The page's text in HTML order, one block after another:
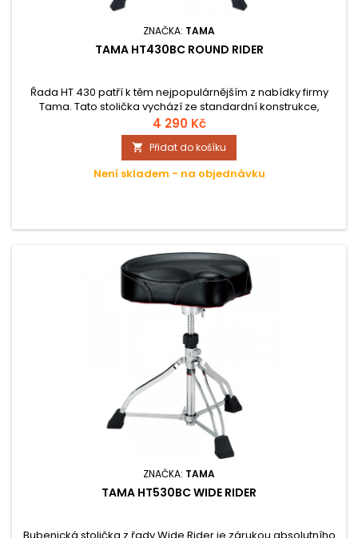
ZNAČKA: TAMA
TAMA HT430BC ROUND RIDER
Řada HT 430 patří k těm nejpopulárnějším z nabídky firmy
Tama. Tato stolička vychází ze standardní konstrukce,
nicméně prošla i několika vylepšeními. Kulaté, silně
polstrované, sedátko je potažené vrstvou ze speciální
tkaniny, která absorbuje pot. Poskytuje tak maximální stabilitu
a zabraňuje případnému sklouznutí při hře.
4 290 Kč
 Přidat do košíku
Není skladem - na objednávku
ZNAČKA: TAMA
TAMA HT530BC WIDE RIDER